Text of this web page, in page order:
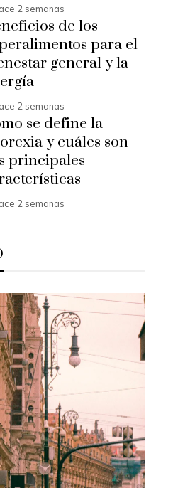
2 semanas
de los
para el
general y la
2 semanas
se define la
y cuáles son
principales
2 semanas